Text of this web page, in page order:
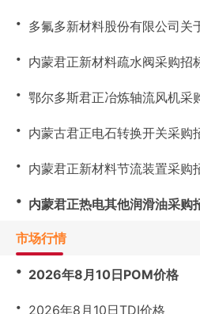
・ 多氟多新材料股份有限公司关
・ 内蒙君正新材料疏水阀采购招
・ 鄂尔多斯君正冶炼轴流风机采
・ 内蒙古君正电石转换开关采购
・ 内蒙君正新材料节流装置采购
・ 内蒙君正热电其他润滑油采购
市场行情
・ 2026年8月10日POM价格
・ 2026年8月10日TDI价格